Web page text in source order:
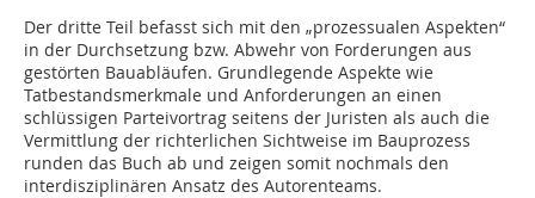
Der dritte Teil befasst sich mit den „prozessualen Aspekten“
in der Durchsetzung bzw. Abwehr von Forderungen aus
gestörten Bauabläufen. Grundlegende Aspekte wie
Tatbestandsmerkmale und Anforderungen an einen
schlüssigen Parteivortrag seitens der Juristen als auch die
Vermittlung der richterlichen Sichtweise im Bauprozess
runden das Buch ab und zeigen somit nochmals den
interdisziplinären Ansatz des Autorenteams.